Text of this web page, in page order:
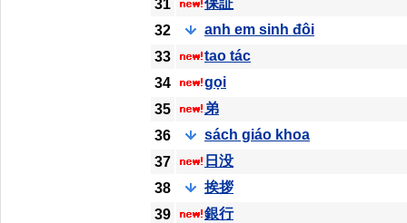
31
保証
32
anh em sinh đôi
33
tao tác
34
gọi
35
弟
36
sách giáo khoa
37
日没
38
挨拶
39
銀行